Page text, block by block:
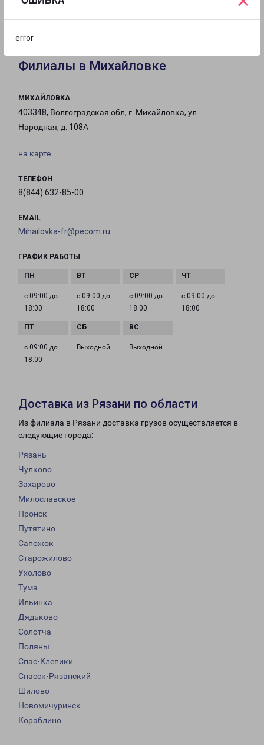
error
20:00
17:00
Филиалы в Михайловке
МИХАЙЛОВКА
403348, Волгоградская обл, г. Михайловка, ул.
Народная, д. 108А
на карте
ТЕЛЕФОН
8(844) 632-85-00
EMAIL
Mihailovka-fr@pecom.ru
ГРАФИК РАБОТЫ
с 09:00 до
18:00
с 09:00 до
18:00
с 09:00 до
18:00
с 09:00 до
18:00
с 09:00 до
18:00
Выходной Выходной
Доставка из Рязани по области
Из филиала в Рязани доставка грузов осуществляется в
следующие города:
Рязань
Чулково
Захарово
Милославское
Пронск
Путятино
Сапожок
Старожилово
Ухолово
Тума
Ильинка
Дядьково
Солотча
Поляны
Спас-Клепики
Спасск-Рязанский
Шилово
Новомичуринск
Кораблино